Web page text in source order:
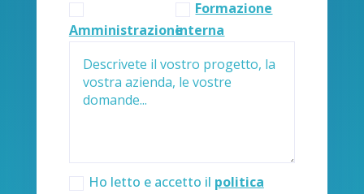
Amministrazione
Formazione
interna
Ho letto e accetto il politica